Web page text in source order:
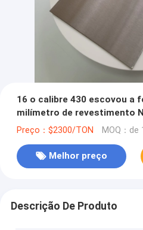
16 o calibre 430 escovou a
milímetro de revestimento
Preço：$2300/TON MOQ：
Melhor preço
Descrição De Produto